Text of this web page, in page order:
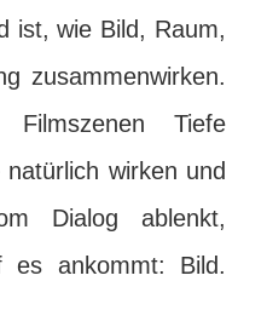
ist, wie Bild, Raum,
zusammenwirken.
Tiefe
wirken und
Dialog ablenkt,
es ankommt: Bild.